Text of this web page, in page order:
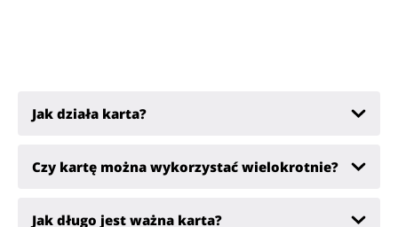
Jak działa karta?
Czy kartę można wykorzystać wielokrotnie?
Jak długo jest ważna karta?